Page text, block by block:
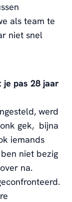
als team te
niet snel
je pas 28 jaar
werd
gek, bijna
iemands
niet bezig
na.